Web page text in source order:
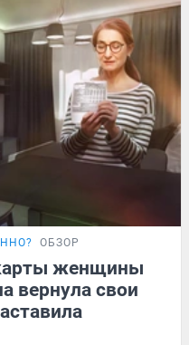
ОБЗОР
женщины
вернула свои